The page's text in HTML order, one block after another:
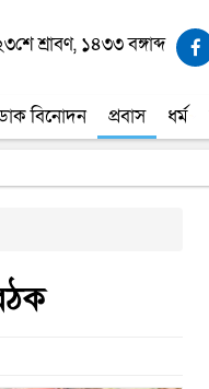
শ্রাবণ, ১৪৩৩ বঙ্গাব্দ
বিনোদন প্রবাস ধর্ম